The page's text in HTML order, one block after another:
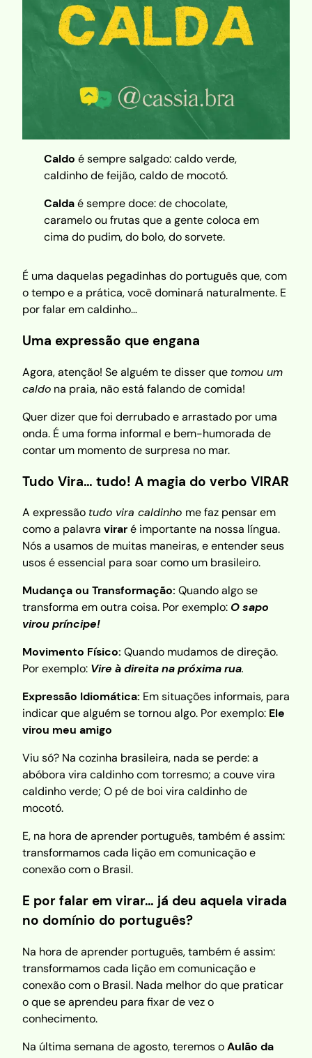
Caldo é sempre salgado: caldo verde,
caldinho de feijão, caldo de mocotó.
Caldaé sempre doce: de chocolate,
caramelo ou frutas que a gente coloca em
cima do pudim, do bolo, do sorvete.
É uma daquelas pegadinhas do português que, com
o tempo e a prática, você dominará naturalmente. E
por falar em caldinho…
Uma expressão que engana
Agora, atenção! Se alguém te disser que tomou um
caldo na praia, não está falando de comida!
Quer dizer que foi derrubado e arrastado por uma
onda. É uma forma informal e bem-humorada de
contar um momento de surpresa no mar.
Tudo Vira… tudo! A magia do verbo VIRAR
A expressão tudo vira caldinho me faz pensar em
como a palavra viraré importante na nossa língua.
Nós a usamos de muitas maneiras, e entender seus
usos é essencial para soar como um brasileiro.
Mudança ou Transformação: Quando algo se
transforma em outra coisa. Por exemplo: O sapo
virou príncipe!
Movimento Físico: Quando mudamos de direção.
Por exemplo: Vire à direita na próxima rua.
Expressão Idiomática: Em situações informais, para
indicar que alguém se tornou algo. Por exemplo: Ele
virou meu amigo
Viu só? Na cozinha brasileira, nada se perde: a
abóbora vira caldinho com torresmo; a couve vira
caldinho verde; O pé de boi vira caldinho de
mocotó.
E, na hora de aprender português, também é assim:
transformamos cada lição em comunicação e
conexão com o Brasil.
E por falar em virar… já deu aquela virada
no domínio do português?
Na hora de aprender português, também é assim:
transformamos cada lição em comunicação e
conexão com o Brasil. Nada melhor do que praticar
o que se aprendeu para fixar de vez o
conhecimento.
Na última semana de agosto, teremos oAulão da